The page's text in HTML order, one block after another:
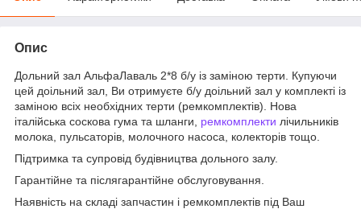
Опис
Дольний зал АльфаЛаваль 2*8 б/у із заміною терти. Купуючи
цей доільний зал, Ви отримуєте б/у доільний зал у комплекті із
заміною всіх необхідних терти (ремкомплектів). Нова
італійська соскова гума та шланги, ремкомплекти лічильників
молока, пульсаторів, молочного насоса, колекторів тощо.
Підтримка та супровід будівництва дольного залу.
Гарантійне та післягарантійне обслуговування.
Наявність на складі запчастин і ремкомплектів під Ваш